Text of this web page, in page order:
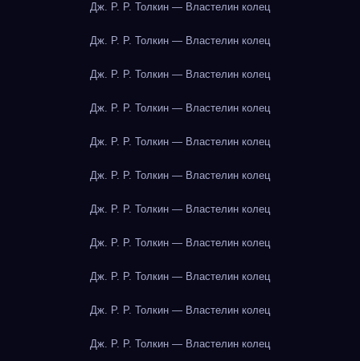
Дж. Р. Р. Толкин — Властелин колец
Дж. Р. Р. Толкин — Властелин колец
Дж. Р. Р. Толкин — Властелин колец
Дж. Р. Р. Толкин — Властелин колец
Дж. Р. Р. Толкин — Властелин колец
Дж. Р. Р. Толкин — Властелин колец
Дж. Р. Р. Толкин — Властелин колец
Дж. Р. Р. Толкин — Властелин колец
Дж. Р. Р. Толкин — Властелин колец
Дж. Р. Р. Толкин — Властелин колец
Дж. Р. Р. Толкин — Властелин колец